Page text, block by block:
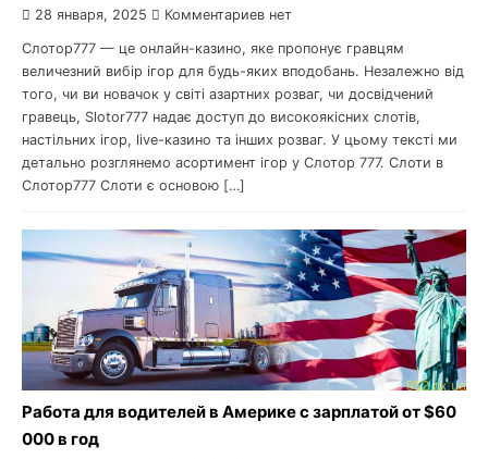
28 января, 2025 Комментариев нет
Слотор777 — це онлайн-казино, яке пропонує гравцям
величезний вибір ігор для будь-яких вподобань. Незалежно від
того, чи ви новачок у світі азартних розваг, чи досвідчений
гравець, Slotor777 надає доступ до високоякісних слотів,
настільних ігор, live-казино та інших розваг. У цьому тексті ми
детально розглянемо асортимент ігор у Слотор 777. Слоти в
Слотор777 Слоти є основою […]
Работа для водителей в Америке с зарплатой от $60
000 в год